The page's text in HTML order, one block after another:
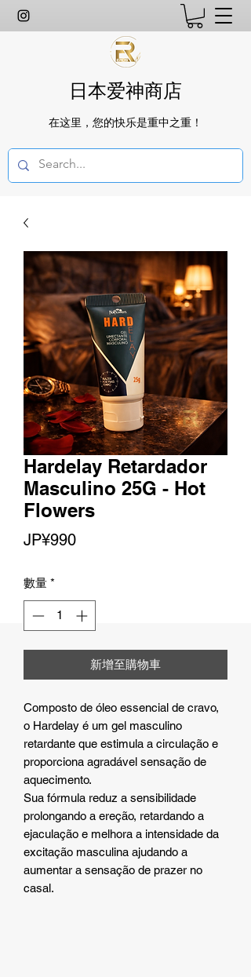
日本爱神商店
在这里，您的快乐是重中之重！
Hardelay Retardador
Masculino 25G - Hot
Flowers
JP¥990價
數量 *
新增至購物車
Composto de óleo essencial de cravo,
o Hardelay é um gel masculino
retardante que estimula a circulação e
proporciona agradável sensação de
aquecimento.
Sua fórmula reduz a sensibilidade
prolongando a ereção, retardando a
ejaculação e melhora a intensidade da
excitação masculina ajudando a
aumentar a sensação de prazer no
casal.